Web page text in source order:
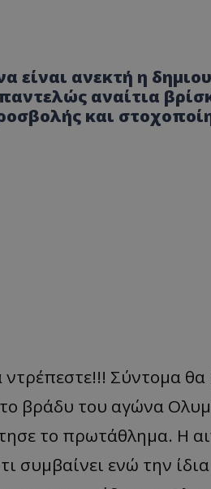
είναι ανεκτή η
αναίτια
και
Σύντομα θα
βράδυ του αγώνα
το πρωτάθλημα. Η
συμβαίνει ενώ την